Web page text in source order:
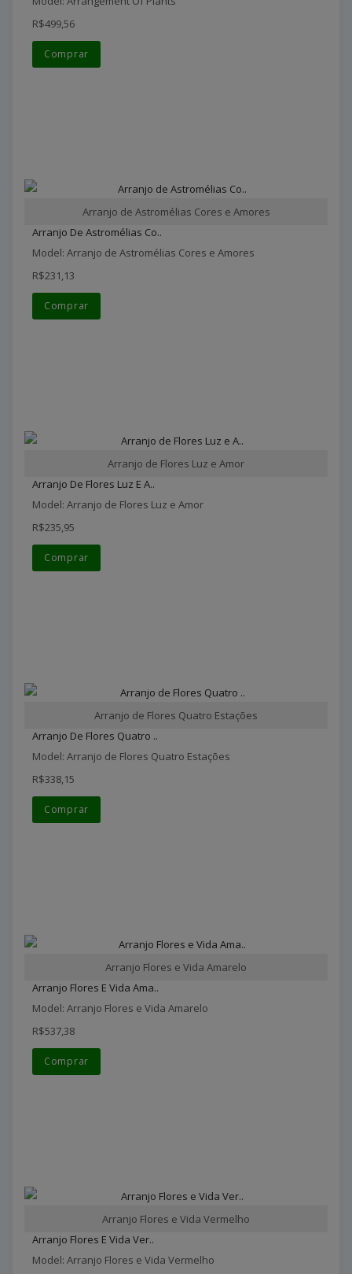
R$499,56
Comprar
Arranjo de Astromélias Cores e Amores
Arranjo De Astromélias Co..
Model: Arranjo de Astromélias Cores e Amores
R$231,13
Comprar
Arranjo de Flores Luz e Amor
Arranjo De Flores Luz E A..
Model: Arranjo de Flores Luz e Amor
R$235,95
Comprar
Arranjo de Flores Quatro Estações
Arranjo De Flores Quatro ..
Model: Arranjo de Flores Quatro Estações
R$338,15
Comprar
Arranjo Flores e Vida Amarelo
Arranjo Flores E Vida Ama..
Model: Arranjo Flores e Vida Amarelo
R$537,38
Comprar
Arranjo Flores e Vida Vermelho
Arranjo Flores E Vida Ver..
Model: Arranjo Flores e Vida Vermelho